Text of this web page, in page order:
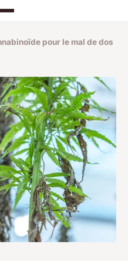
pour le mal de dos